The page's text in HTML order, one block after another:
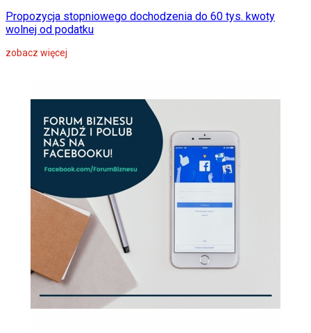
Propozycja stopniowego dochodzenia do 60 tys. kwoty
wolnej od podatku
zobacz więcej